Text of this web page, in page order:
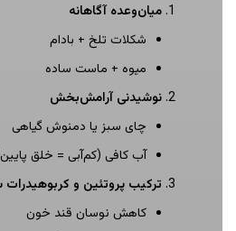
میان‌وعده آگاهانه
شکلات تلخ + بادام
میوه + ماست ساده
نوشیدنی آرامش‌بخش
چای سبز یا دمنوش گیاهی
آب کافی (کم‌آبی = خلق
ترکیب پروتئین و کربوهیدرات
کاهش نوسان قند خون